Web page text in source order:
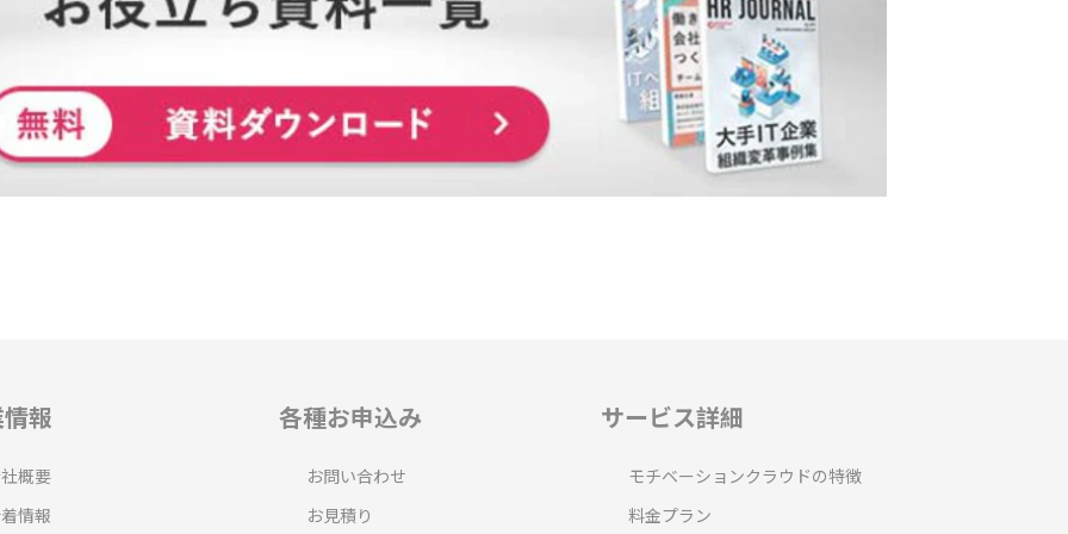
報
概要
情報
各種お申込み
お問い合わせ
お見積り
サービス詳細
モチベーションクラウドの特徴
料金プラン